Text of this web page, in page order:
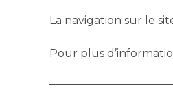
La navigation sur le
Pour plus